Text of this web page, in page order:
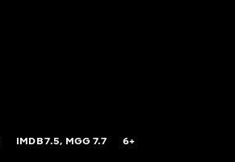
IMDB7.5, MGG7.7 6+